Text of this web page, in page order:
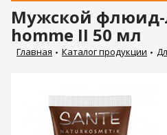
Мужской флюид-
homme II 50 мл
Главная Каталог продукции